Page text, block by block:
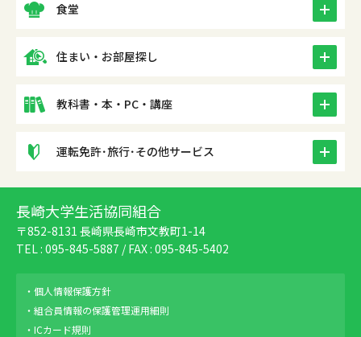
食堂
住まい・お部屋探し
教科書・本・PC・講座
運転免許･旅行･その他サービス
長崎大学生活協同組合
〒852-8131 長崎県長崎市文教町1-14
TEL : 095-845-5887 / FAX : 095-845-5402
個人情報保護方針
組合員情報の保護管理運用細則
ICカード規則